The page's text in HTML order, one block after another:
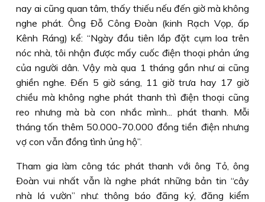
nay ai cũng quan tâm, thấy thiếu nếu đến giờ mà không
nghe phát. Ông Ðỗ Công Ðoàn (kinh Rạch Vọp, ấp
Kênh Ráng) kể: “Ngày đầu tiên lắp đặt cụm loa trên
nóc nhà, tôi nhận được mấy cuốc điện thoại phản ứng
của người dân. Vậy mà qua 1 tháng gần như ai cũng
ghiền nghe. Ðến 5 giờ sáng, 11 giờ trưa hay 17 giờ
chiều mà không nghe phát thanh thì điện thoại cũng
reo nhưng mà bà con nhắc mình... phát thanh. Mỗi
tháng tốn thêm 50.000-70.000 đồng tiền điện nhưng
vợ con vẫn đồng tình ủng hộ”.
Tham gia làm công tác phát thanh với ông Tỏ, ông
Ðoàn vui nhất vẫn là nghe phát những bản tin “cây
nhà lá vườn” như: thông báo đăng ký, đăng kiểm